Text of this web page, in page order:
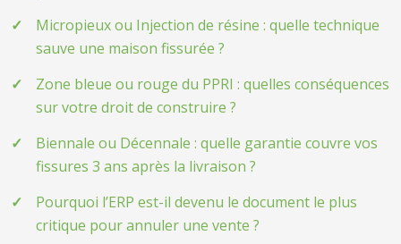
Micropieux ou Injection de résine : quelle technique
sauve une maison fissurée ?
Zone bleue ou rouge du PPRI : quelles conséquences
sur votre droit de construire ?
Biennale ou Décennale : quelle garantie couvre vos
fissures 3 ans après la livraison ?
Pourquoi l’ERP est-il devenu le document le plus
critique pour annuler une vente ?